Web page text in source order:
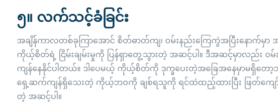
၅။ လက်သင့်ခံခြင်း
အချိန်ကာလတစ်ခုကြာအောင် စိတ်ဓာတ်ကျ၊ ဝမ်းနည်းကြေကွဲအပြီးနောက်မှ
ကိုယ့်စိတ်ရဲ့ ငြိမ်းချမ်းမှုကို ပြန်ရှာတွေ့သွားတဲ့ အဆင့်ပါ။ ဒီအဆင့်မှာလည်း ဝမ်
ကျန်နေနိုင်ပါတယ်။ ဒါပေမယ့် ကိုယ့်စိတ်ကို ဒုက္ခပေးတဲ့အခြေအနေမှာမရှိ
ရှေ့ဆက်ကျန်ရှိသေးတဲ့ ကိုယ့်ဘဝကို ချစ်ရသူကို ရင်ထဲထည့်ထားပြီး ဖြတ်ကျေ
တဲ့ အဆင့်ပါ။